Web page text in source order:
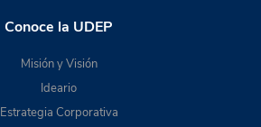
Conoce la UDEP
Misión y Visión
Ideario
Estrategia Corporativa